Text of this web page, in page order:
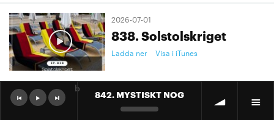
2026-07-01
838. Solstolskriget
Ladda ner Visa i iTunes
2026-07-01
9. "Ett landslag att älska"
842. MYSTISKT NOG
b